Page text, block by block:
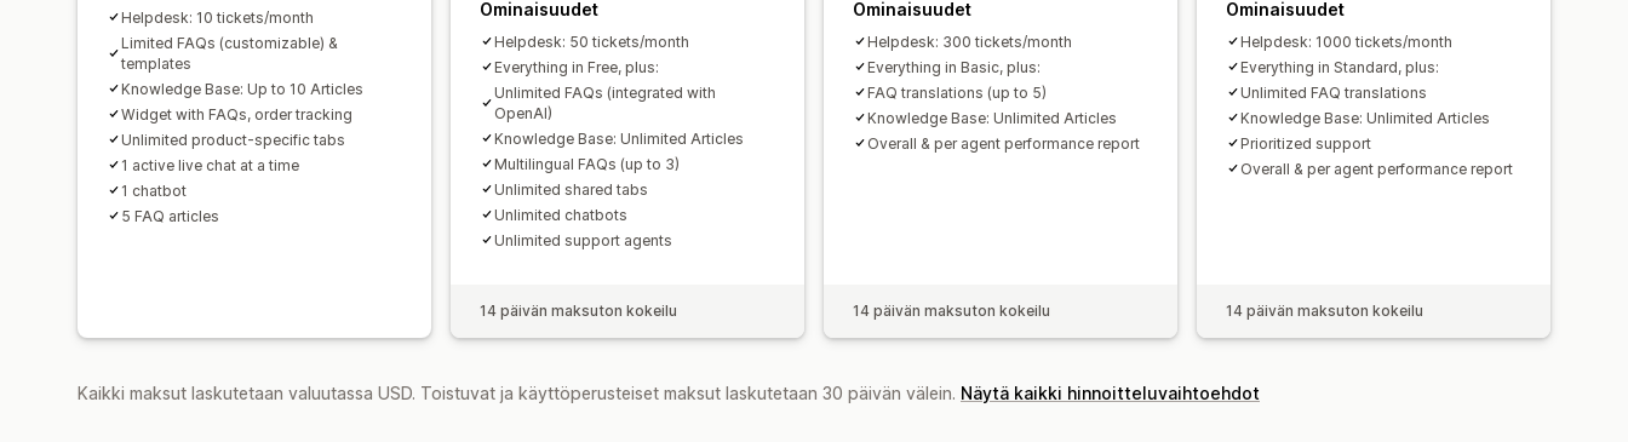
Helpdesk: 10 tickets/month
Limited FAQs (customizable) &
templates
Knowledge Base: Up to 10 Articles
Widget with FAQs, order tracking
Unlimited product-specific tabs
1 active live chat at a time
1 chatbot
5 FAQ articles
Ominaisuudet
Helpdesk: 50 tickets/month
Everything in Free, plus:
Unlimited FAQs (integrated with
OpenAI)
Knowledge Base: Unlimited Articles
Multilingual FAQs (up to 3)
Unlimited shared tabs
Unlimited chatbots
Unlimited support agents
14 päivän maksuton kokeilu
Ominaisuudet
Helpdesk: 300 tickets/month
Everything in Basic, plus:
FAQ translations (up to 5)
Knowledge Base: Unlimited Articles
Overall & per agent performance report
14 päivän maksuton kokeilu
Ominaisuudet
Helpdesk: 1000 tickets/month
Everything in Standard, plus:
Unlimited FAQ translations
Knowledge Base: Unlimited Articles
Prioritized support
Overall & per agent performance report
14 päivän maksuton kokeilu
Kaikki maksut laskutetaan valuutassa USD. Toistuvat ja käyttöperusteiset maksut laskutetaan 30 päivän välein. Näytä kaikki hinnoitteluvaihtoehdot